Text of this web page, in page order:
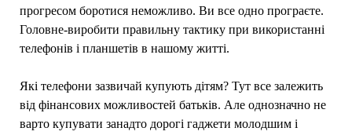
прогресом боротися неможливо. Ви все одно програєте.
Головне-виробити правильну тактику при використанні
телефонів і планшетів в нашому житті.
Які телефони зазвичай купують дітям? Тут все залежить
від фінансових можливостей батьків. Але однозначно не
варто купувати занадто дорогі гаджети молодшим і